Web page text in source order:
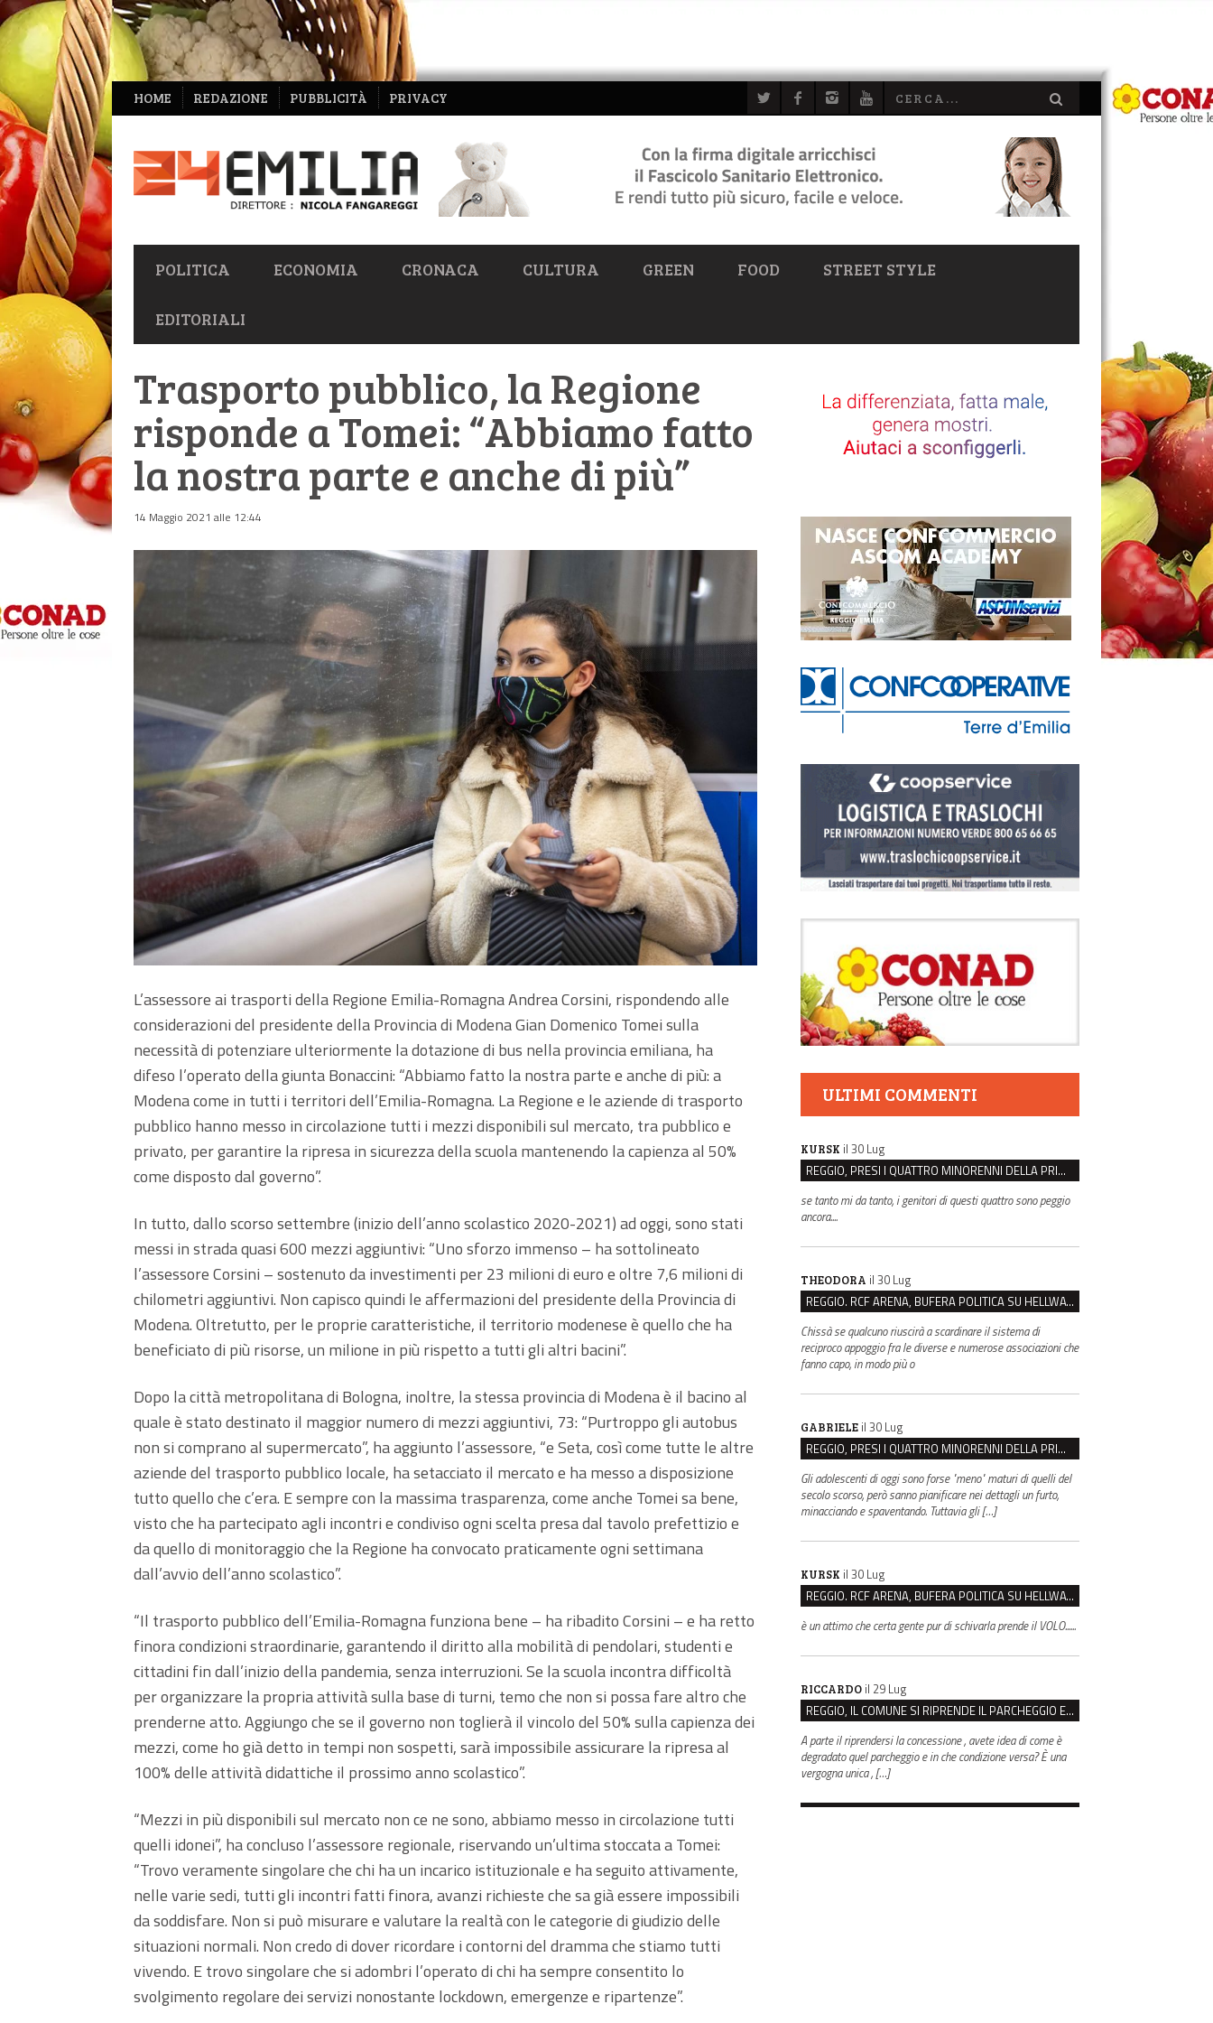
NAVIGAZIONE
SECONDARIA
HOME REDAZIONE PUBBLICITÀ PRIVACY
NAVIGAZIONE
PRIMARIA
POLITICA ECONOMIA CRONACA CULTURA GREEN FOOD STREET STYLE
EDITORIALI
Trasporto pubblico, la Regione
risponde a Tomei: “Abbiamo fatto
la nostra parte e anche di più”
14 Maggio 2021 alle 12:44
L’assessore ai trasporti della Regione Emilia-Romagna Andrea Corsini, rispondendo alle
considerazioni del presidente della Provincia di Modena Gian Domenico Tomei sulla
necessità di potenziare ulteriormente la dotazione di bus nella provincia emiliana, ha
difeso l’operato della giunta Bonaccini: “Abbiamo fatto la nostra parte e anche di più: a
Modena come in tutti i territori dell’Emilia-Romagna. La Regione e le aziende di trasporto
pubblico hanno messo in circolazione tutti i mezzi disponibili sul mercato, tra pubblico e
privato, per garantire la ripresa in sicurezza della scuola mantenendo la capienza al 50%
come disposto dal governo”.
In tutto, dallo scorso settembre (inizio dell’anno scolastico 2020-2021) ad oggi, sono stati
messi in strada quasi 600 mezzi aggiuntivi: “Uno sforzo immenso – ha sottolineato
l’assessore Corsini – sostenuto da investimenti per 23 milioni di euro e oltre 7,6 milioni di
chilometri aggiuntivi. Non capisco quindi le affermazioni del presidente della Provincia di
Modena. Oltretutto, per le proprie caratteristiche, il territorio modenese è quello che ha
beneficiato di più risorse, un milione in più rispetto a tutti gli altri bacini”.
Dopo la città metropolitana di Bologna, inoltre, la stessa provincia di Modena è il bacino al
quale è stato destinato il maggior numero di mezzi aggiuntivi, 73: “Purtroppo gli autobus
non si comprano al supermercato”, ha aggiunto l’assessore, “e Seta, così come tutte le altre
aziende del trasporto pubblico locale, ha setacciato il mercato e ha messo a disposizione
tutto quello che c’era. E sempre con la massima trasparenza, come anche Tomei sa bene,
visto che ha partecipato agli incontri e condiviso ogni scelta presa dal tavolo prefettizio e
da quello di monitoraggio che la Regione ha convocato praticamente ogni settimana
dall’avvio dell’anno scolastico”.
“Il trasporto pubblico dell’Emilia-Romagna funziona bene – ha ribadito Corsini – e ha retto
finora condizioni straordinarie, garantendo il diritto alla mobilità di pendolari, studenti e
cittadini fin dall’inizio della pandemia, senza interruzioni. Se la scuola incontra difficoltà
per organizzare la propria attività sulla base di turni, temo che non si possa fare altro che
prenderne atto. Aggiungo che se il governo non toglierà il vincolo del 50% sulla capienza dei
mezzi, come ho già detto in tempi non sospetti, sarà impossibile assicurare la ripresa al
100% delle attività didattiche il prossimo anno scolastico”.
“Mezzi in più disponibili sul mercato non ce ne sono, abbiamo messo in circolazione tutti
quelli idonei”, ha concluso l’assessore regionale, riservando un’ultima stoccata a Tomei:
“Trovo veramente singolare che chi ha un incarico istituzionale e ha seguito attivamente,
nelle varie sedi, tutti gli incontri fatti finora, avanzi richieste che sa già essere impossibili
da soddisfare. Non si può misurare e valutare la realtà con le categorie di giudizio delle
situazioni normali. Non credo di dover ricordare i contorni del dramma che stiamo tutti
vivendo. E trovo singolare che si adombri l’operato di chi ha sempre consentito lo
svolgimento regolare dei servizi nonostante lockdown, emergenze e ripartenze”.
ULTIMI COMMENTI
KURSK il 30 Lug
REGGIO, PRESI I QUATTRO MINORENNI DELLA PRIMA RAPINA ALLA FARMACIA DI COVIOLO
se tanto mi da tanto, i genitori di questi quattro sono peggio
ancora....
THEODORA il 30 Lug
REGGIO. RCF ARENA, BUFERA POLITICA SU HELLWATT FESTIVAL
Chissà se qualcuno riuscirà a scardinare il sistema di
reciproco appoggio fra le diverse e numerose associazioni che
fanno capo, in modo più o
GABRIELE il 30 Lug
REGGIO, PRESI I QUATTRO MINORENNI DELLA PRIMA RAPINA ALLA FARMACIA DI COVIOLO
Gli adolescenti di oggi sono forse "meno" maturi di quelli del
secolo scorso, però sanno pianificare nei dettagli un furto,
minacciando e spaventando. Tuttavia gli […]
KURSK il 30 Lug
REGGIO. RCF ARENA, BUFERA POLITICA SU HELLWATT FESTIVAL
è un attimo che certa gente pur di schivarla prende il VOLO......
RICCARDO il 29 Lug
REGGIO, IL COMUNE SI RIPRENDE IL PARCHEGGIO EX CASERMA ZUCCHI PER 4,6 MILIONI
A parte il riprendersi la concessione , avete idea di come è
degradato quel parcheggio e in che condizione versa? È una
vergogna unica , […]